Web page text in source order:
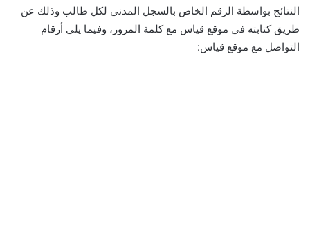
النتائج بواسطة الرقم الخاص بالسجل المدني لكل طالب وذلك عن
طريق كتابته في موقع قياس مع كلمة المرور، وفيما يلي أرقام
التواصل مع موقع قياس: